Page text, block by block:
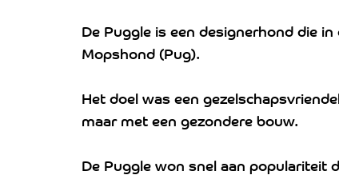
De Puggle is een designerhond die
Mopshond (Pug).
Het doel was een
maar met een gezondere bouw.
De Puggle won snel aan populariteit